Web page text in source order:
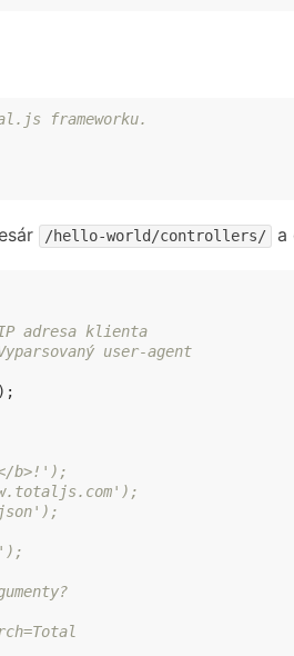
frameworku.
/hello-world/controllers/ a
adresa klienta
user-agent
b>!');